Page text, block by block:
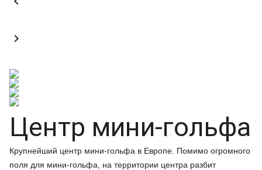

Центр мини-гольфа
Крупнейший центр мини-гольфа в Европе. Помимо огромного
поля для мини-гольфа, на территории центра разбит